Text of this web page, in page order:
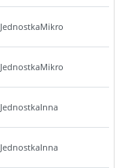
JednostkaMikro
JednostkaMikro
JednostkaInna
JednostkaInna